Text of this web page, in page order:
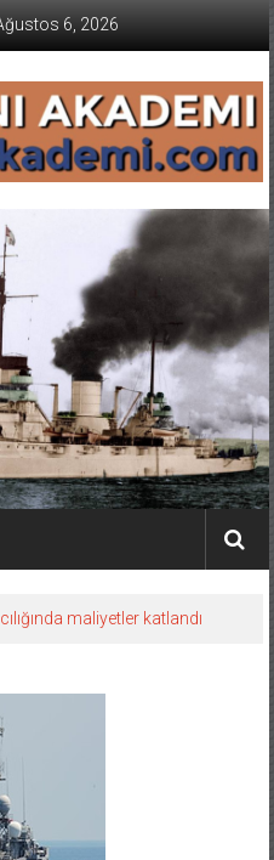
6, 2026
maliyetler katlandı